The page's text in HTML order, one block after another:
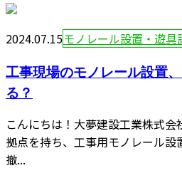
2024.07.15モノレール設置・遊具
工事現場のモノレール設置
る？
こんにちは！大夢建設工業株式会
拠点を持ち、工事用モノレール設
撤...